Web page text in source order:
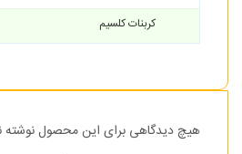
کربنات کلسیم
هیچ دیدگاهی برای این محصول